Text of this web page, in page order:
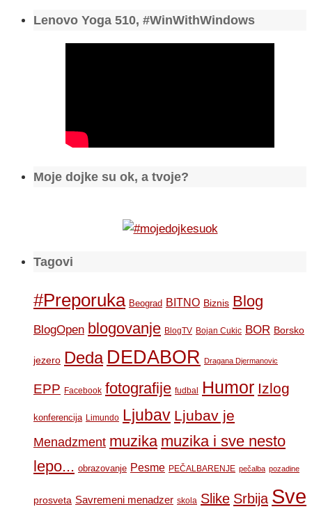
Lenovo Yoga 510, #WinWithWindows
Moje dojke su ok, a tvoje?
Tagovi
#Preporuka Beograd BITNO Biznis Blog
BlogOpen blogovanje BlogTV Bojan Cukic BOR Borsko
jezero Deda DEDABOR Dragana Djermanovic
EPP Facebook fotografije fudbal Humor Izlog
konferencija Limundo Ljubav Ljubav je
Menadzment muzika muzika i sve nesto
lepo... obrazovanje Pesme PEČALBARENJE pečalba pozadine
prosveta Savremeni menadzer skola Slike Srbija Sve